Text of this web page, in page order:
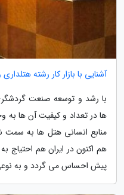
آشنایی با بازار کار رشته
با رشد و توسعه صنعت
ها در تعداد و کیفیت آن ها
منابع انسانی هتل ها به
هم اکنون در ایران هم احتیاج
پیش احساس می گردد و به نوعی